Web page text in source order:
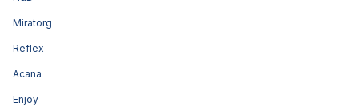
Miratorg
Reflex
Acana
Enjoy